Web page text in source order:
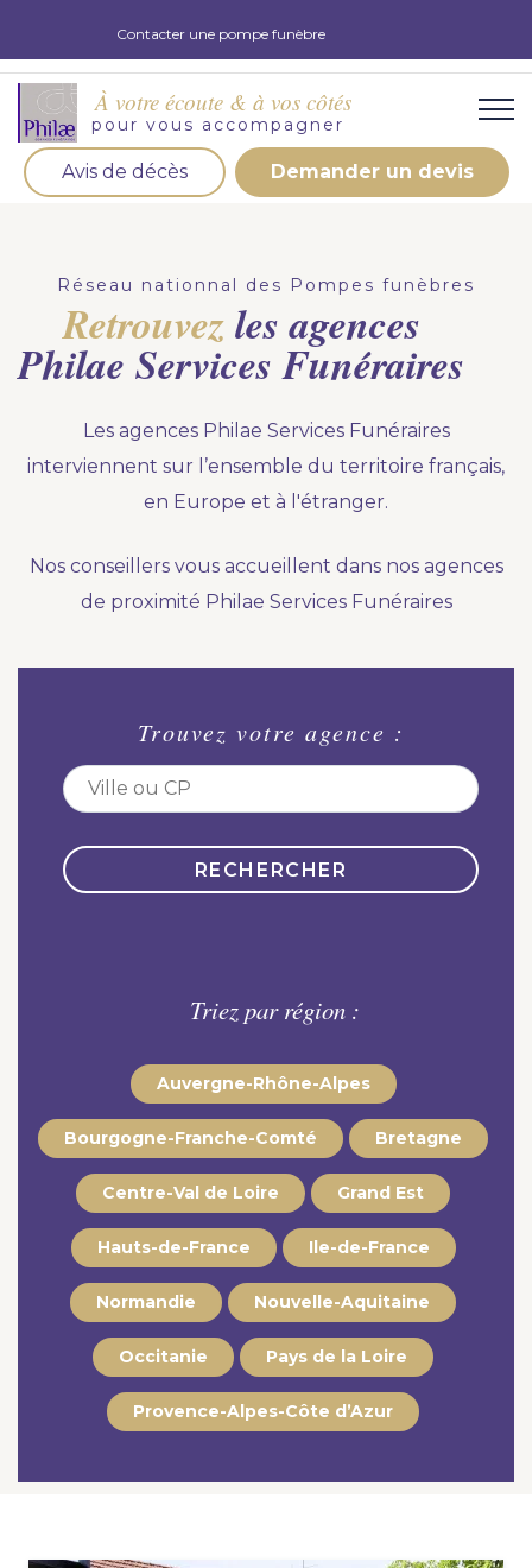
Contacter une pompe funèbre
À votre écoute & à vos côtés
pour vous accompagner
Avis de décès Demander un devis
d'obsèques, nos équipe s'engage à vous répondre
dans les meilleurs délais.
Demander un devis obsèques
Optez pour la prévoyance
Vous souhaitez anticiper vos obsèques et soulager
vos proches pour l'organisation de la cérémonie.
Demander un devis prévoyance
Nos produits en marbrerie
marbrerie pour accompagner l'hommage du
défunt. Découvrez nos gammes spécialisées.
Demander un devis marbrerie
Réseau nationnal des Pompes funèbres
Retrouvezles agences
Philae Services Funéraires
Les agences Philae Services Funéraires
interviennent sur l’ensemble du territoire français,
en Europe et à l'étranger.
Nos conseillers vous accueillent dans nos agences
de proximité Philae Services Funéraires
Trouvez votre agence :
Triez par région :
Auvergne-Rhône-Alpes
Bourgogne-Franche-Comté Bretagne
Centre-Val de Loire Grand Est
Hauts-de-France Ile-de-France
Normandie Nouvelle-Aquitaine
Occitanie Pays de la Loire
Provence-Alpes-Côte d’Azur